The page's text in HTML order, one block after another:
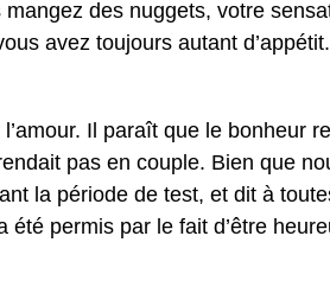
des nuggets, votre
avez toujours autant
Il paraît que le bonheur
pas en couple. Bien que
la période de test, et dit à
été permis par le fait d’être